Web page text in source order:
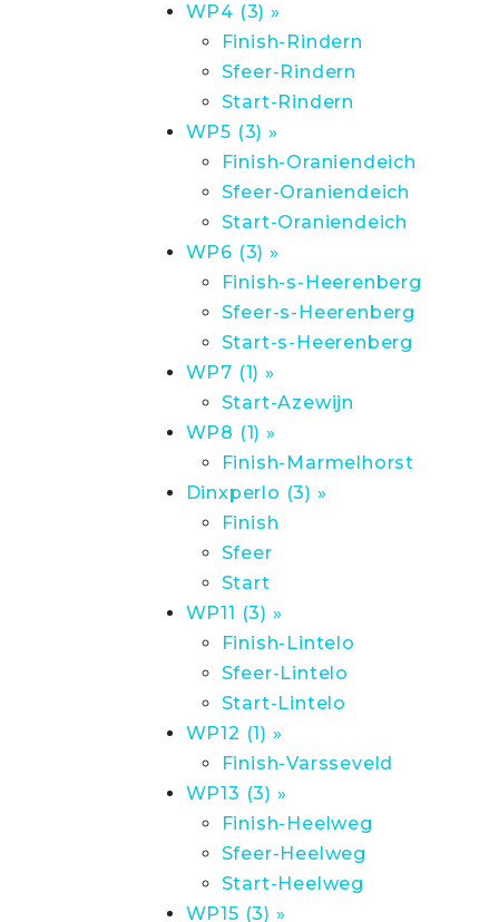
WP4 (3) »
Finish-Rindern
Sfeer-Rindern
Start-Rindern
WP5 (3) »
Finish-Oraniendeich
Sfeer-Oraniendeich
Start-Oraniendeich
WP6 (3) »
Finish-s-Heerenberg
Sfeer-s-Heerenberg
Start-s-Heerenberg
WP7 (1) »
Start-Azewijn
WP8 (1) »
Finish-Marmelhorst
Dinxperlo (3) »
Finish
Sfeer
Start
WP11 (3) »
Finish-Lintelo
Sfeer-Lintelo
Start-Lintelo
WP12 (1) »
Finish-Varsseveld
WP13 (3) »
Finish-Heelweg
Sfeer-Heelweg
Start-Heelweg
WP15 (3) »